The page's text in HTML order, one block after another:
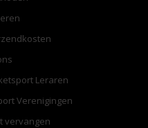
Leraren
Verenigingen
vervangen